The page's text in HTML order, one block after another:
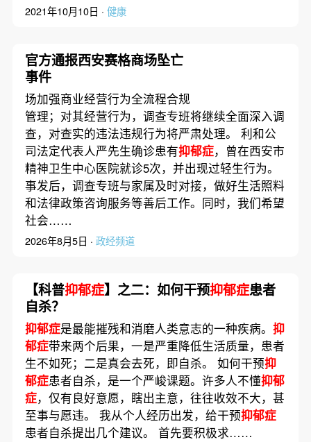
2021年10月10日 · 健康
官方通报西安赛格商场坠亡
事件
场加强商业经营行为全流程合规
管理；对其经营行为，调查专班将继续全面深入调
查，对查实的违法违规行为将严肃处理。 利和公
司法定代表人严先生确诊患有抑郁症，曾在西安市
精神卫生中心医院就诊5次，并出现过轻生行为。
事发后，调查专班与家属及时对接，做好生活照料
和法律政策咨询服务等善后工作。同时，我们希望
社会……
2026年8月5日 · 政经频道
【科普抑郁症】之二：如何干预抑郁症患者
自杀？
抑郁症是最能摧残和消磨人类意志的一种疾病。 抑
郁症带来两个后果，一是严重降低生活质量，患者
生不如死；二是真会去死，即自杀。 如何干预抑
郁症患者自杀，是一个严峻课题。许多人不懂抑郁
症，仅有良好意愿，瞎出主意，往往收效不大，甚
至事与愿违。 我从个人经历出发，给干预抑郁症
患者自杀提出几个建议。 首先要积极求……